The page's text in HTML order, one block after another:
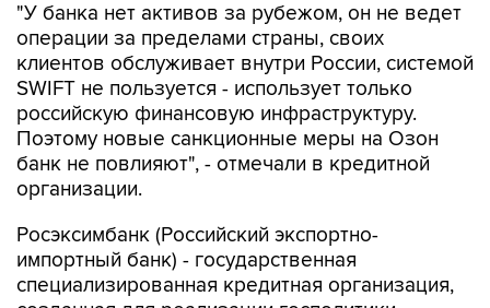
"У банка нет активов за рубежом, он не ведет
операции за пределами страны, своих
клиентов обслуживает внутри России, системой
SWIFT не пользуется - использует только
российскую финансовую инфраструктуру.
Поэтому новые санкционные меры на Озон
банк не повлияют", - отмечали в кредитной
организации.
Росэксимбанк (Российский экспортно-
импортный банк) - государственная
специализированная кредитная организация,